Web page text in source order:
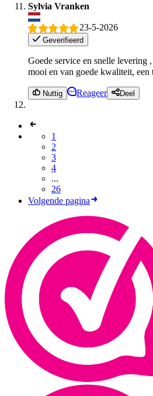
Sylvia Vranken
23-5-2026
Geverifieerd
Goede service en snelle levering
mooi en van goede kwaliteit, een
Nuttig Reageer Deel
1
2
3
4
...
26
Volgende pagina